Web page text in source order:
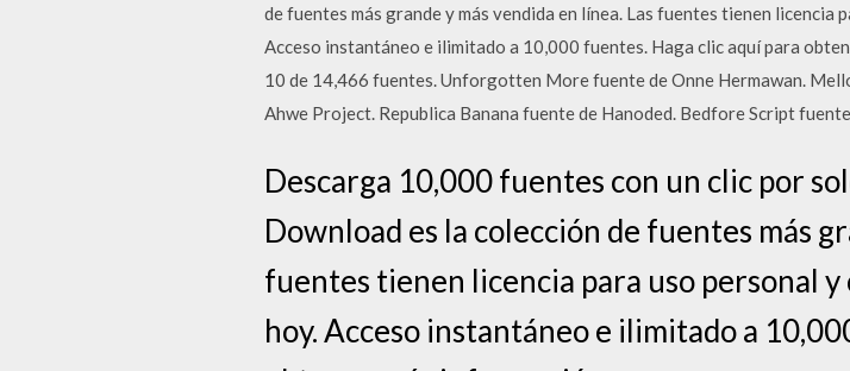
de fuentes más grande y más vendida en línea. Las fuentes tienen
Acceso instantáneo e ilimitado a 10,000 fuentes. Haga clic aquí para
10 de 14,466 fuentes. Unforgotten More fuente de Onne Hermawan.
Ahwe Project. Republica Banana fuente de Hanoded. Bedfore Script
Descarga 10,000 fuentes con un clic por
Download es la colección de fuentes más
fuentes tienen licencia para uso personal
hoy. Acceso instantáneo e ilimitado a